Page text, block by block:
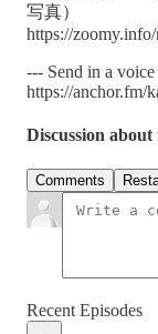
写真）
https://
--- Send in a voice
https://anchor.fm/
Discussion about
Comments
Recent Episodes